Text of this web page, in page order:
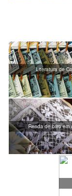
Literatura de
Renda de bilro em